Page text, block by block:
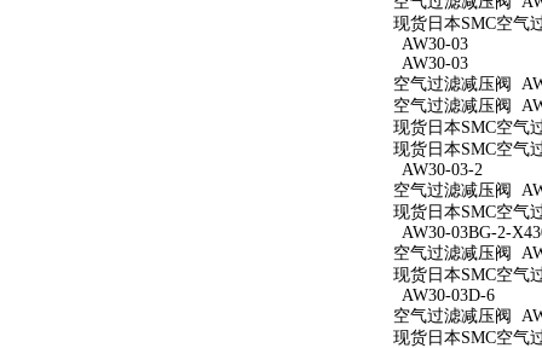
现货日本SMC空气
AW30-03
AW30-03
空气过滤减压阀
空气过滤减压阀
现货日本SMC空气
现货日本SMC空气
AW30-03-2
空气过滤减压阀
现货日本SMC空气
AW30-03BG-2-
空气过滤减压阀
现货日本SMC空气
AW30-03D-6
空气过滤减压阀
现货日本SMC空气